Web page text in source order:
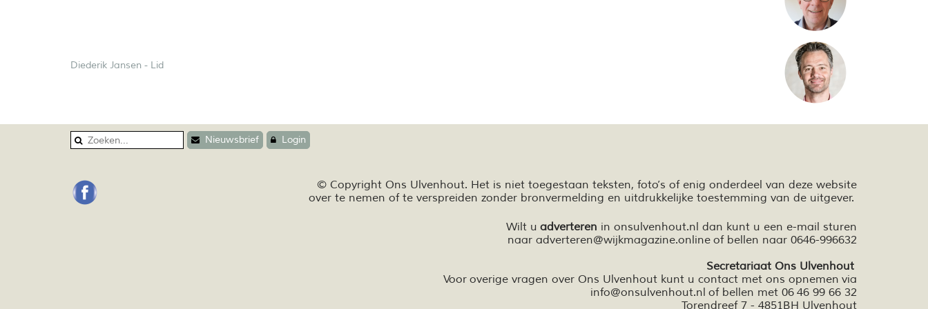
Diederik Jansen - Lid
Nieuwsbrief Login
© Copyright Ons Ulvenhout. Het is niet toegestaan teksten, foto’s of enig onderdeel van deze website
over te nemen of te verspreiden zonder bronvermelding en uitdrukkelijke toestemming van de uitgever.
Wilt u adverteren in onsulvenhout.nl dan kunt u een e-mail sturen
naar adverteren@wijkmagazine.online of bellen naar 0646-996632
Secretariaat Ons Ulvenhout
Voor overige vragen over Ons Ulvenhout kunt u contact met ons opnemen via
info@onsulvenhout.nl of bellen met 06 46 99 66 32
Torendreef 7 - 4851BH Ulvenhout